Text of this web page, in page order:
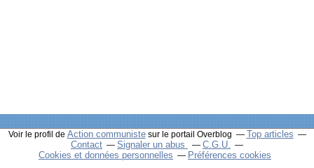
Voir le profil de Action communistesur le portail Overblog
Top articles
Contact
Signaler un abus
C.G.U.
Cookies et données personnelles
Préférences cookies